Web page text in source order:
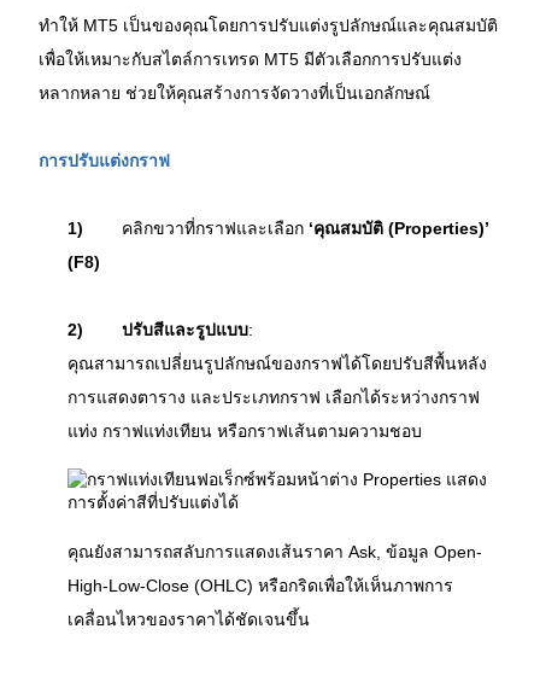
ทำให้ MT5 เป็นของคุณโดยการปรับแต่งรูปลักษณ์และคุณสมบัติ
เพื่อให้เหมาะกับสไตล์การเทรด MT5 มีตัวเลือกการปรับแต่ง
หลากหลาย ช่วยให้คุณสร้างการจัดวางที่เป็นเอกลักษณ์
การปรับแต่งกราฟ
1) คลิกขวาที่กราฟและเลือก ‘คุณสมบัติ (Properties)’
(F8)
2) ปรับสีและรูปแบบ:
คุณสามารถเปลี่ยนรูปลักษณ์ของกราฟได้โดยปรับสีพื้นหลัง
การแสดงตาราง และประเภทกราฟ เลือกได้ระหว่างกราฟ
แท่ง กราฟแท่งเทียน หรือกราฟเส้นตามความชอบ
คุณยังสามารถสลับการแสดงเส้นราคา Ask, ข้อมูล Open-
High-Low-Close (OHLC) หรือกริดเพื่อให้เห็นภาพการ
เคลื่อนไหวของราคาได้ชัดเจนขึ้น